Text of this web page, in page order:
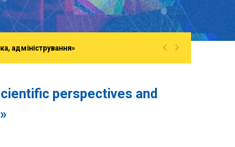
адміністрування» « »
perspectives and